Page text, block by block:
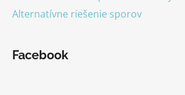
Alternatívne riešenie sporov
Facebook